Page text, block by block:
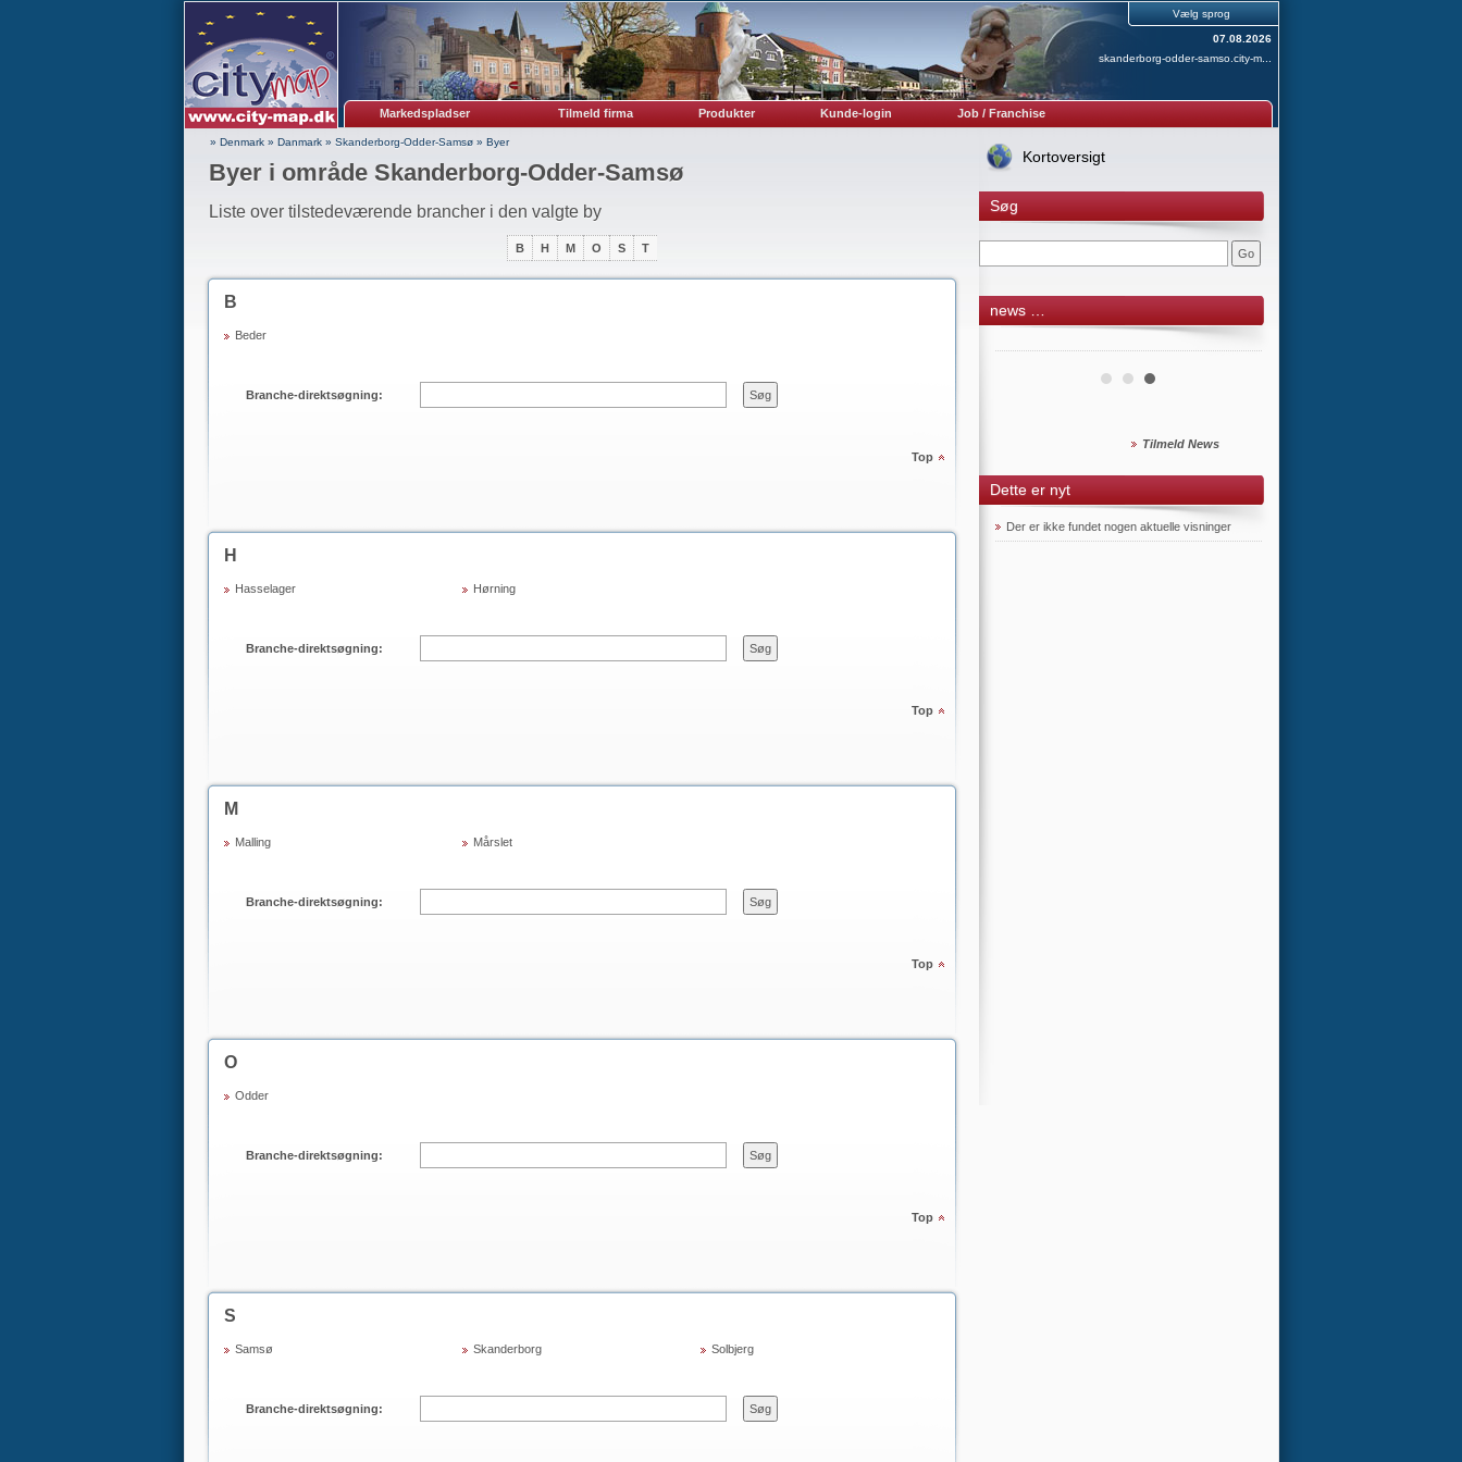
Vælg sprog
07.08.2026
skanderborg-odder-samso.city-m...
Markedspladser Tilmeld firma Produkter Kunde-login Job / Franchise
» Denmark» Danmark» Skanderborg-Odder-Samsø» Byer
Byer i område Skanderborg-Odder-Samsø
Liste over tilstedeværende brancher i den valgte by
B H M O S T
B
Beder
Top
Branche-direktsøgning:
H
Hasselager Hørning
Top
Branche-direktsøgning:
M
Malling Mårslet
Top
Branche-direktsøgning:
O
Odder
Top
Branche-direktsøgning:
S
Samsø Skanderborg Solbjerg
Branche-direktsøgning:
Kortoversigt
Søg
news …
Tilmeld News
Dette er nyt
Der er ikke fundet nogen aktuelle visninger